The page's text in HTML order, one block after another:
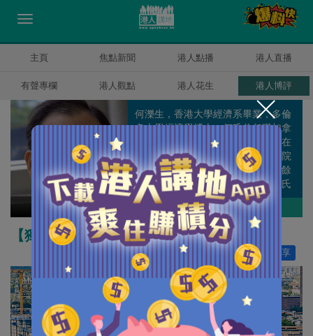
主頁 焦點新聞 港人點播 港人直播
有聲專欄 港人觀點 港人花生 港人博評
何濼生
何濼生，香港大學經濟系畢業，多倫
多大學經濟學博士。何氏曾任職加拿
大安大略省政府庫務及經濟部，並在
香港中文大學、嶺南大學，珠海學院
等任教。何氏專攻政策研究，除百餘
篇學術論文外，更有多本著作。何氏
曾擔任多個公職及香港經濟學會會
長。
作者其他博評
【獨家文章】論如何保證公屋符合成本效益
分享
讚好 9